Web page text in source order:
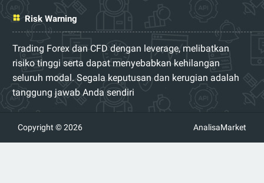
Risk Warning
Trading Forex dan CFD dengan leverage, melibatkan
risiko tinggi serta dapat menyebabkan kehilangan
seluruh modal. Segala keputusan dan kerugian adalah
tanggung jawab Anda sendiri
Copyright © 2026 AnalisaMarket